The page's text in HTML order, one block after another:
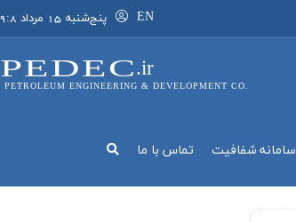
EN پنج‌شنبه 15 مرداد 1405/18:39:8
PEDEC.ir
PETROLEUM ENGINEERING & DEVELOPMENT CO.
سامانه شفافيت تماس با ما